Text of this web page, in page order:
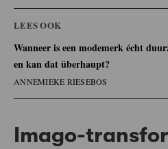
LEES OOK
Wanneer is een modemerk écht
en kan dat überhaupt?
ANNEMIEKE RIESEBOS
Imago-